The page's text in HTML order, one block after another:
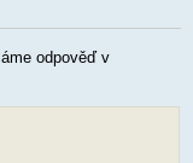
odpověď v